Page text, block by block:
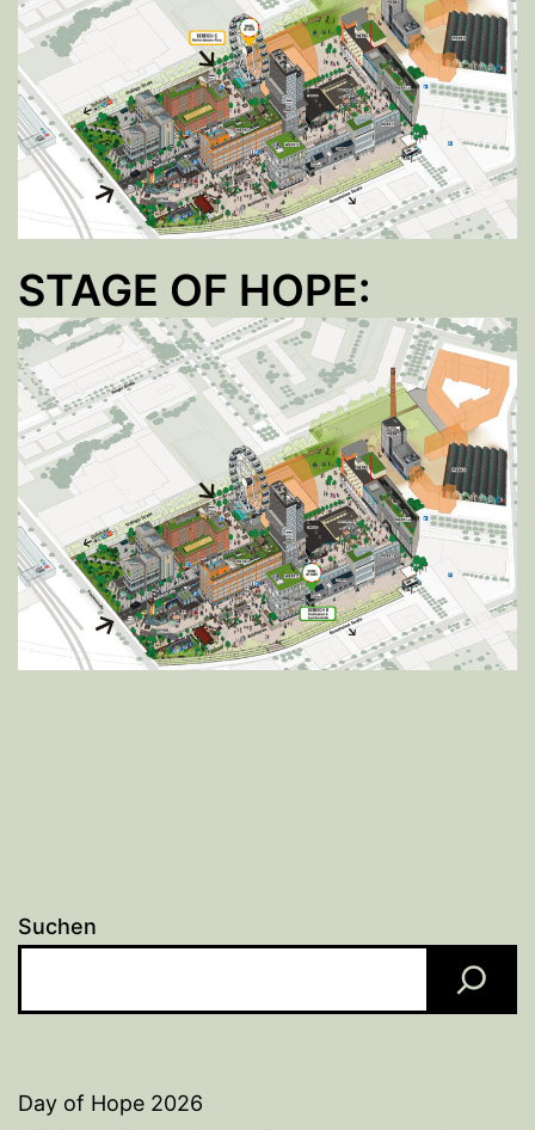
STAGE OF HOPE:
Suchen
Day of Hope 2026